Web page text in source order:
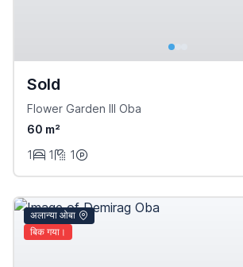
Sold
Flower Garden III Oba
60 m²
1
1 1
अलान्या ओबा
बिक गया।